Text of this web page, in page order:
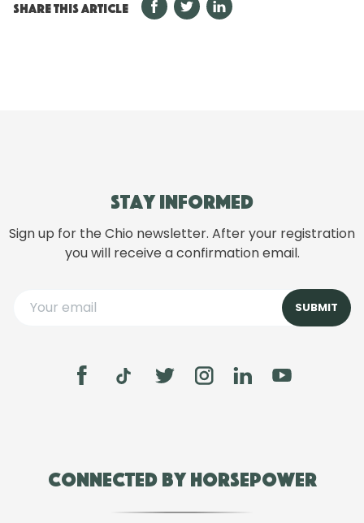
SHARE THIS ARTICLE
Stay informed
Sign up for the Chio newsletter. After your registration
you will receive a confirmation email.
Connected by Horsepower